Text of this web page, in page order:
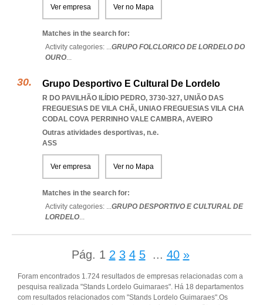
Ver empresa Ver no Mapa
Matches in the search for:
Activity categories: ...GRUPO FOLCLORICO DE LORDELO DO
OURO...
Grupo Desportivo E Cultural De Lordelo
R DO PAVILHÃO ILÍDIO PEDRO, 3730-327, UNIÃO DAS
FREGUESIAS DE VILA CHÃ, UNIAO FREGUESIAS VILA CHA
CODAL COVA PERRINHO VALE CAMBRA, AVEIRO
Outras atividades desportivas, n.e.
ASS
Ver empresa Ver no Mapa
Matches in the search for:
Activity categories: ...GRUPO DESPORTIVO E CULTURAL DE
LORDELO...
Pág. 1 2 3 4 5 ... 40 »
Foram encontrados 1.724 resultados de empresas relacionadas com a
pesquisa realizada "Stands Lordelo Guimaraes". Há 18 departamentos
com resultados relacionados com "Stands Lordelo Guimaraes".Os